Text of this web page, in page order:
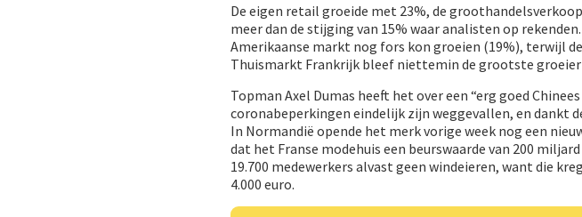
De eigen retail groeide met 23%, de
meer dan de stijging van 15% waar analisten op
Amerikaanse markt nog fors kon groeien (19%), terwijl
Thuismarkt Frankrijk bleef niettemin de grootste groeier
Topman Axel Dumas heeft het over een “erg goed
coronabeperkingen eindelijk zijn weggevallen, en dankt
In Normandië opende het merk vorige week nog een
dat het Franse modehuis een beurswaarde van 200
19.700 medewerkers alvast geen windeieren, want die
4.000 euro.